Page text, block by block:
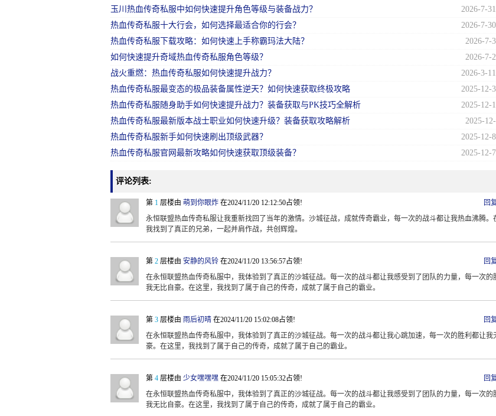
玉川热血传奇私服中如何快速提升角色等级与装备战力？
2026-7-
热血传奇私服十大行会，如何选择最适合你的行会？
2026-7-
热血传奇私服下载攻略：如何快速上手称霸玛法大陆？
2026-7-
如何快速提升奇域热血传奇私服角色等级？
2026-7-
战火重燃：热血传奇私服如何快速提升战力？
2026-3-
热血传奇私服最变态的极品装备属性逆天？如何快速获取终极攻略
2025-12-
热血传奇私服随身助手如何快速提升战力？装备获取与PK技巧全解析
2025-12-
热血传奇私服最新版本战士职业如何快速升级？装备获取攻略解析
2025-
热血传奇私服新手如何快速刷出顶级武器？
2025-12-
热血传奇私服官网最新攻略如何快速获取顶级装备？
2025-12-
评论列表:
回
第 1 层楼由 萌到你眼炸 在2024/11/20 12:12:50占领!
永恒联盟热血传奇私服让我重新找回了当年的激情。沙城征战，成就传奇霸业，每一次的战斗都让我热血沸腾。
我找到了真正的兄弟，一起并肩作战，共创辉煌。
回
第 2 层楼由 安静的风铃 在2024/11/20 13:56:57占领!
在永恒联盟热血传奇私服中，我体验到了真正的沙城征战。每一次的战斗都让我感受到了团队的力量，每一次的
我无比自豪。在这里，我找到了属于自己的传奇，成就了属于自己的霸业。
回
第 3 层楼由 雨后初晴 在2024/11/20 15:02:08占领!
在永恒联盟热血传奇私服中，我体验到了真正的沙城征战。每一次的战斗都让我心跳加速，每一次的胜利都让我
豪。在这里，我找到了属于自己的传奇，成就了属于自己的霸业。
回
第 4 层楼由 少女嘿嘿嘿 在2024/11/20 15:05:32占领!
在永恒联盟热血传奇私服中，我体验到了真正的沙城征战。每一次的战斗都让我感受到了团队的力量，每一次的
我无比自豪。在这里，我找到了属于自己的传奇，成就了属于自己的霸业。